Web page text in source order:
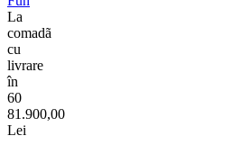
La
comadã
cu
livrare
în
60
81.900,00
Lei